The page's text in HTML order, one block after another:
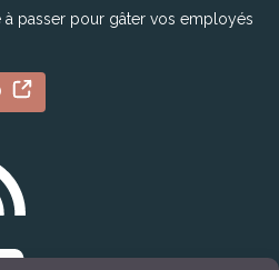
passer pour gâter vos employés